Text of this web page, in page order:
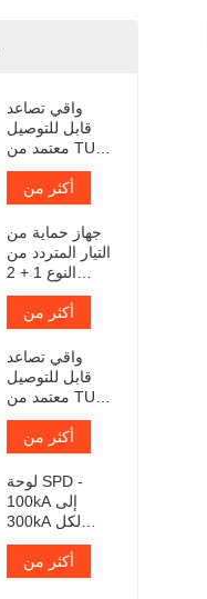
واقي تصاعد
قابل للتوصيل
معتمد من TUV
Iimp 12.5kA
أكثر من
جهاز حماية من
التيار المتردد من
النوع 1 + 2
معتمد من TUV
أكثر من
واقي تصاعد
قابل للتوصيل
معتمد من TUV
Iimp 25kA
أكثر من
لوحة SPD -
100kA إلى
300kA لكل
مرحلة
أكثر من